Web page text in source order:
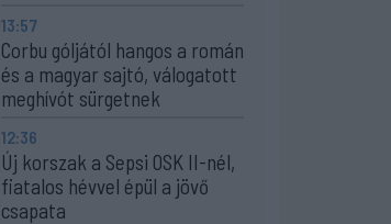
13:57
Corbu góljától hangos a román
és a magyar sajtó, válogatott
meghívót sürgetnek
12:36
Új korszak a Sepsi OSK II-nél,
fiatalos hévvel épül a jövő
csapata